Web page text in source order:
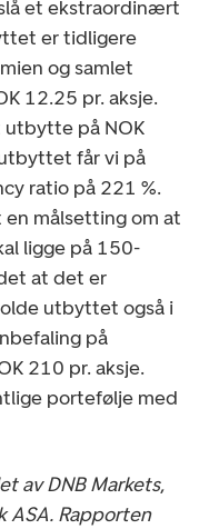
et ekstraordinært
er tidligere
og samlet
12.25 pr. aksje.
på NOK
får vi på
ratio på 221 %.
målsetting om at
ligge på 150-
at det er
utbyttet også i
på
210 pr. aksje.
portefølje med
av DNB Markets,
ASA. Rapporten